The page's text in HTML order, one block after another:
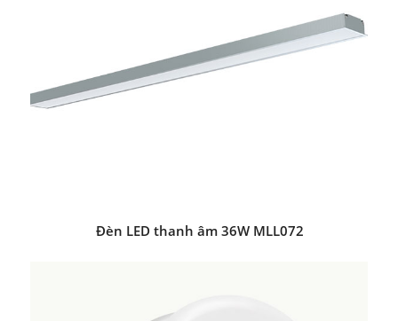
Đèn LED thanh âm 36W MLL072